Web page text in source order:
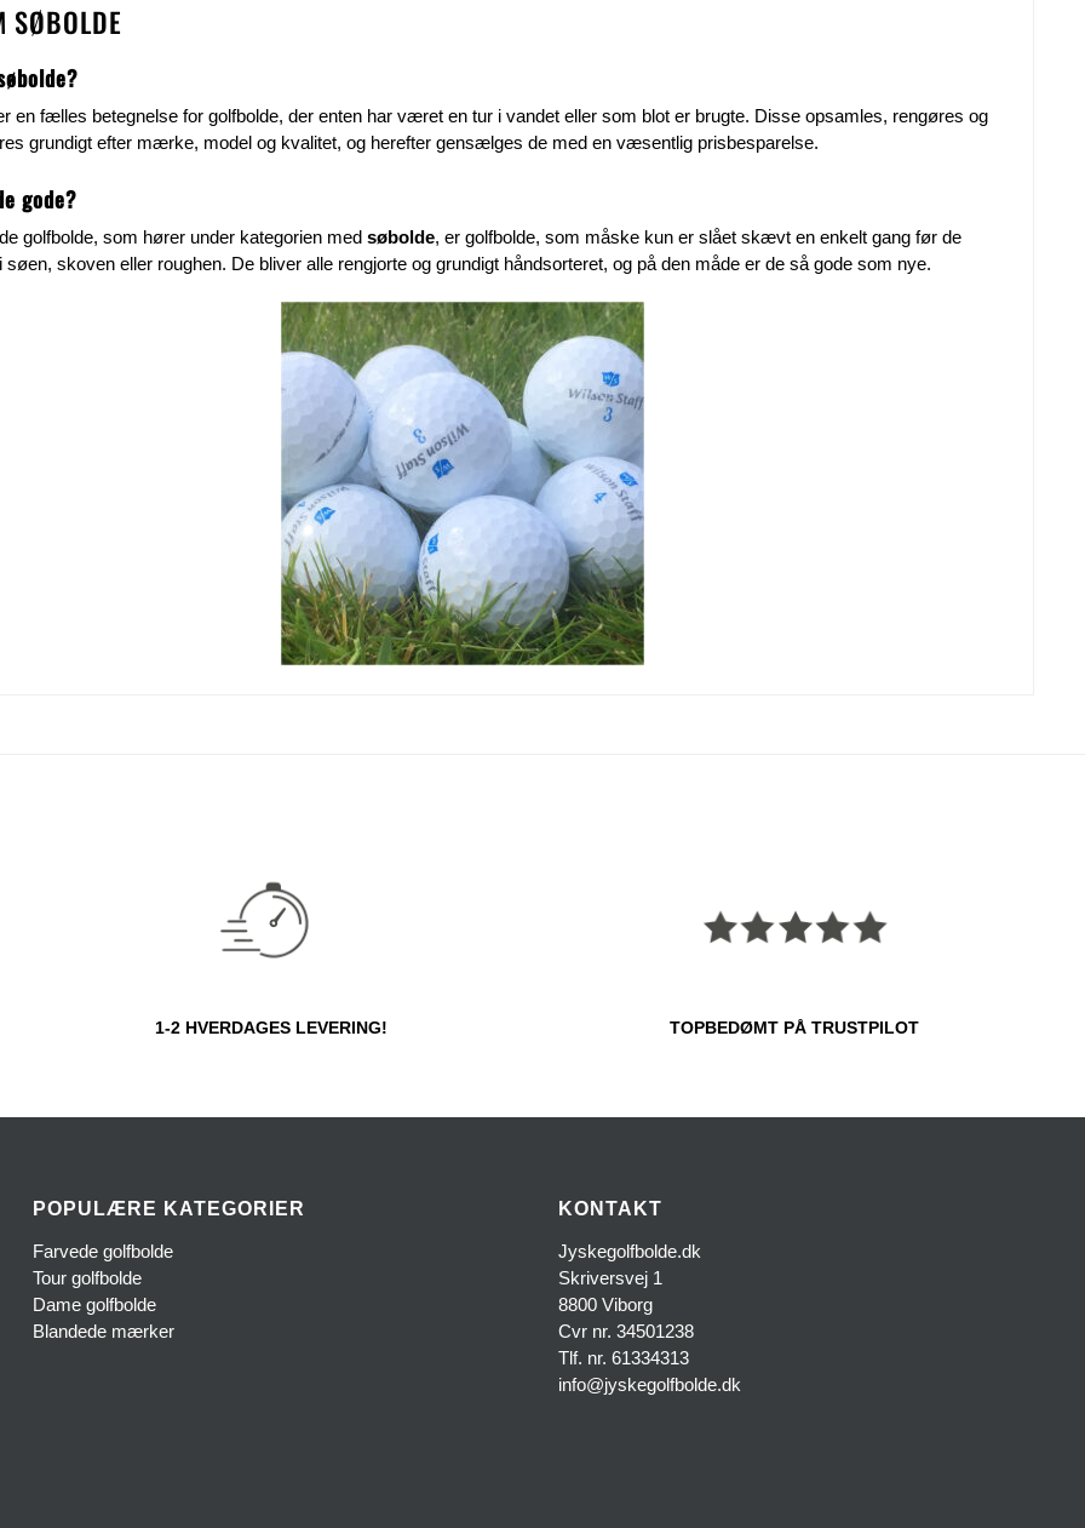
SØBOLDE
en fælles betegnelse for golfbolde, der enten har været en tur i vandet eller som blot er brugte. Disse opsamles, rengøres og
grundigt efter mærke, model og kvalitet, og herefter gensælges de med en væsentlig prisbesparelse.
gode?
golfbolde, som hører under kategorien med søbolde, er golfbolde, som måske kun er slået skævt en enkelt gang før de
søen, skoven eller roughen. De bliver alle rengjorte og grundigt håndsorteret, og på den måde er de så gode som nye.
1-2 HVERDAGES LEVERING! TOPBEDØMT PÅ TRUSTPILOT
POPULÆRE KATEGORIER
Farvede golfbolde
Tour golfbolde
Dame golfbolde
Blandede mærker
KONTAKT
Jyskegolfbolde.dk
Skriversvej 1
8800 Viborg
Cvr nr. 34501238
Tlf. nr. 61334313
info@jyskegolfbolde.dk